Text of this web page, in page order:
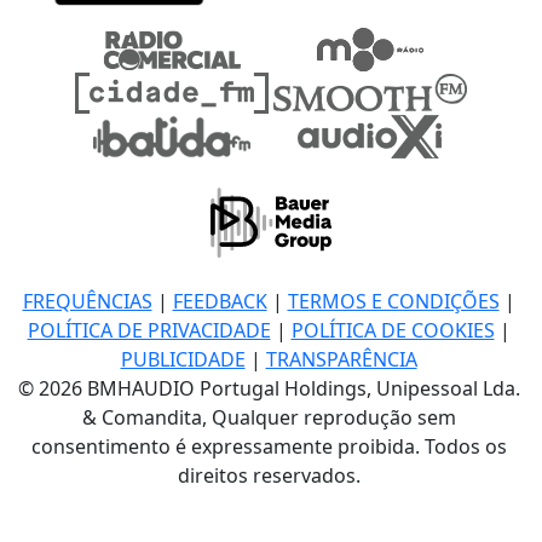
FREQUÊNCIAS | FEEDBACK| TERMOS E CONDIÇÕES |
POLÍTICA DE PRIVACIDADE | POLÍTICA DE COOKIES |
PUBLICIDADE | TRANSPARÊNCIA
© 2026 BMHAUDIO Portugal Holdings, Unipessoal Lda.
& Comandita, Qualquer reprodução sem
consentimento é expressamente proibida. Todos os
direitos reservados.